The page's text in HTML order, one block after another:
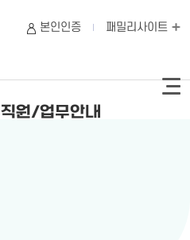
직원/업무안내
본인인증 패밀리사이트